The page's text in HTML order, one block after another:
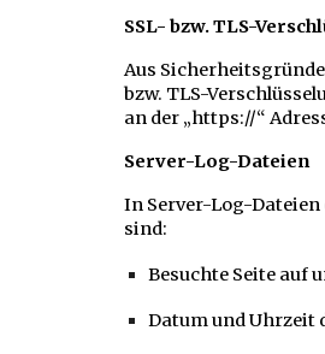
SSL- bzw. TLS-
Aus
bzw. TLS-
an der „https://“
Server-Log-Dateien
In Server-Log-
sind:
Besuchte Seite auf
Datum und Uhrzeit